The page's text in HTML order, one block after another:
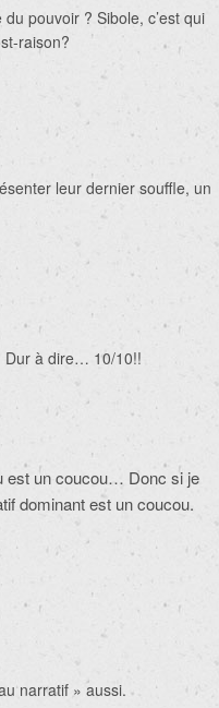
pouvoir ? Sibole, c’est qui
raison?
leur dernier souffle, un
Dur à dire… 10/10!!
est un coucou… Donc si je
dominant est un coucou.
narratif » aussi.